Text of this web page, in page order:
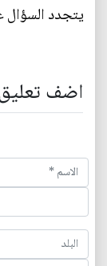
يتجدد السؤال
اضف